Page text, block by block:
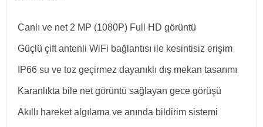
Canlı ve net 2 MP (1080P) Full HD görüntü
Güçlü çift antenli WiFi bağlantısı ile kesintisiz erişim
IP66 su ve toz geçirmez dayanıklı dış mekan tasarımı
Karanlıkta bile net görüntü sağlayan gece görüşü
Akıllı hareket algılama ve anında bildirim sistemi